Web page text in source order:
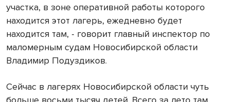
участка, в зоне оперативной работы которого
находится этот лагерь, ежедневно будет
находится там, - говорит главный инспектор по
маломерным судам Новосибирской области
Владимир Подуздиков.
Сейчас в лагерях Новосибирской области чуть